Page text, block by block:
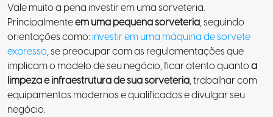
Vale muito a pena investir em uma sorveteria.
Principalmenteem uma pequena sorveteria, seguindo
orientações como: investir em uma máquina de sorvete
expresso, se preocupar com as regulamentações que
implicam o modelo de seu negócio, ficar atento quantoa
limpeza e infraestrutura de sua sorveteria, trabalhar com
equipamentos modernos e qualificados e divulgar seu
negócio.